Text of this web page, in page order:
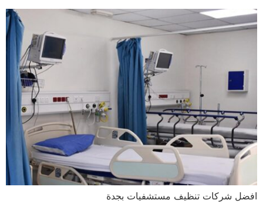
افضل شركات تنظيف مستشفيات بجدة